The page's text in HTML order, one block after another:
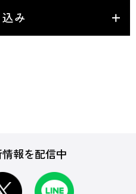
み
報を配信中